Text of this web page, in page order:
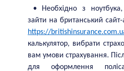
• Необхідно з
зайти на британський сайт-
https://
калькулятор, вибрати
вам умови страхування.
для оформлення